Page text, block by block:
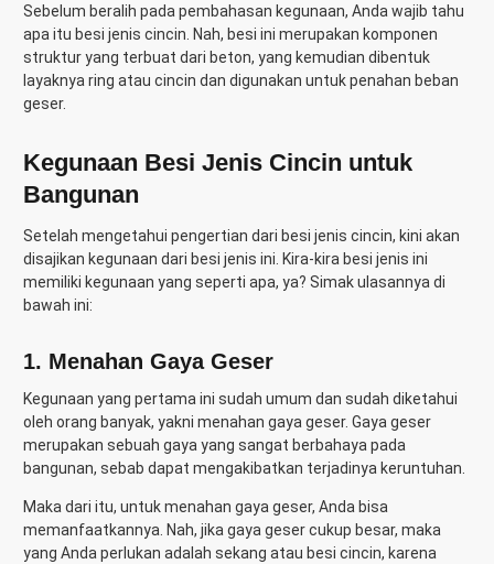
Sebelum beralih pada pembahasan kegunaan, Anda wajib tahu
apa itu besi jenis cincin. Nah, besi ini merupakan komponen
struktur yang terbuat dari beton, yang kemudian dibentuk
layaknya ring atau cincin dan digunakan untuk penahan beban
geser.
Kegunaan Besi Jenis Cincin untuk
Bangunan
Setelah mengetahui pengertian dari besi jenis cincin, kini akan
disajikan kegunaan dari besi jenis ini. Kira-kira besi jenis ini
memiliki kegunaan yang seperti apa, ya? Simak ulasannya di
bawah ini:
1. Menahan Gaya Geser
Kegunaan yang pertama ini sudah umum dan sudah diketahui
oleh orang banyak, yakni menahan gaya geser. Gaya geser
merupakan sebuah gaya yang sangat berbahaya pada
bangunan, sebab dapat mengakibatkan terjadinya keruntuhan.
Maka dari itu, untuk menahan gaya geser, Anda bisa
memanfaatkannya. Nah, jika gaya geser cukup besar, maka
yang Anda perlukan adalah sekang atau besi cincin, karena